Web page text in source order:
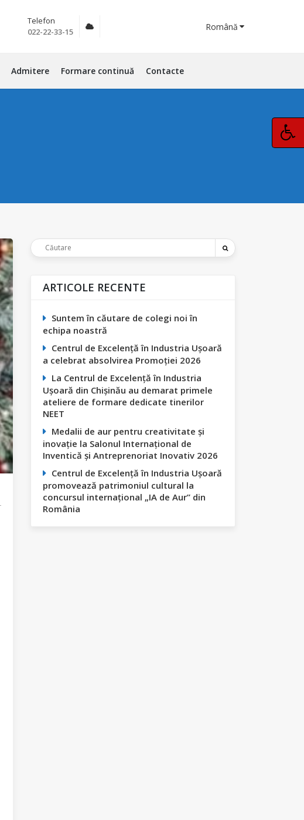
Telefon
022-22-33-15
Română
Admitere Formare continuă Contacte
ARTICOLE RECENTE
Suntem în căutare de colegi noi în
echipa noastră
Centrul de Excelență în Industria Ușoară
a celebrat absolvirea Promoției 2026
La Centrul de Excelență în Industria
Ușoară din Chișinău au demarat primele
ateliere de formare dedicate tinerilor
NEET
Medalii de aur pentru creativitate și
inovație la Salonul Internațional de
Inventică și Antreprenoriat Inovativ 2026
Centrul de Excelență în Industria Ușoară
promovează patrimoniul cultural la
concursul internațional „IA de Aur” din
România